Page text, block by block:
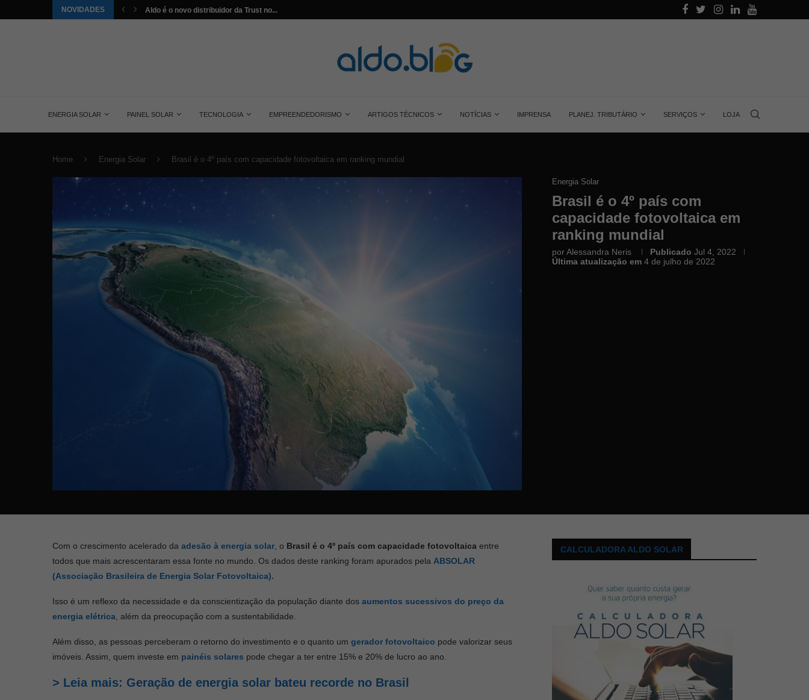
NOVIDADES
pela energia solar nos... Aldo é o novo distribuidor da Trust no... Aprenda quanta energia gera uma placa
ENERGIA SOLAR PAINEL SOLAR TECNOLOGIA EMPREENDEDORISMO ARTIGOS TÉCNICOS NOTÍCIAS IMPRENSA PLANEJ. TRIBUTÁRIO SERVIÇOS LOJA
Home Energia Solar Brasil é o 4º país com capacidade fotovoltaica em ranking mundial
Energia Solar
Brasil é o 4º país com
capacidade fotovoltaica em
ranking mundial
porAlessandra Neris Publicado Jul 4, 2022
Última atualização em 4 de julho de 2022
Com o crescimento acelerado da adesão à energia solar , o Brasil é o 4º país com capacidade fotovoltaica entre
todos que mais acrescentaram essa fonte no mundo. Os dados deste ranking foram apurados pela ABSOLAR
(Associação Brasileira de Energia Solar Fotovoltaica).
Isso é um reflexo da necessidade e da conscientização da população diante dos aumentos sucessivos do preço da
energia elétrica , além da preocupação com a sustentabilidade.
Além disso, as pessoas perceberam o retorno do investimento e o quanto um gerador fotovoltaico pode valorizar seus
imóveis. Assim, quem investe em painéis solares pode chegar a ter entre 15% e 20% de lucro ao ano.
> Leia mais: Geração de energia solar bateu recorde no Brasil
CALCULADORA ALDO SOLAR